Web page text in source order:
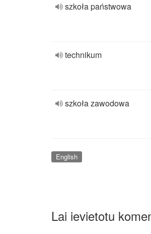
szkoła państwowa
technikum
szkoła zawodowa
English
Lai ievietotu